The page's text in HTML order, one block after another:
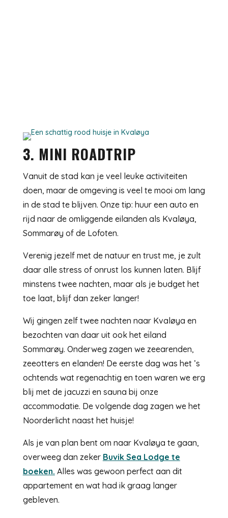
3. MINI ROADTRIP
Vanuit de stad kan je veel leuke activiteiten
doen, maar de omgeving is veel te mooi om lang
in de stad te blijven. Onze tip: huur een auto en
rijd naar de omliggende eilanden als Kvaløya,
Sommarøy of de Lofoten.
Verenig jezelf met de natuur en trust me, je zult
daar alle stress of onrust los kunnen laten. Blijf
minstens twee nachten, maar als je budget het
toe laat, blijf dan zeker langer!
Wij gingen zelf twee nachten naar Kvaløya en
bezochten van daar uit ook het eiland
Sommarøy. Onderweg zagen we zeearenden,
zeeotters en elanden! De eerste dag was het ’s
ochtends wat regenachtig en toen waren we erg
blij met de jacuzzi en sauna bij onze
accommodatie. De volgende dag zagen we het
Noorderlicht naast het huisje!
Als je van plan bent om naar Kvaløya te gaan,
overweeg dan zeker Buvik Sea Lodge te
boeken. Alles was gewoon perfect aan dit
appartement en wat had ik graag langer
gebleven.